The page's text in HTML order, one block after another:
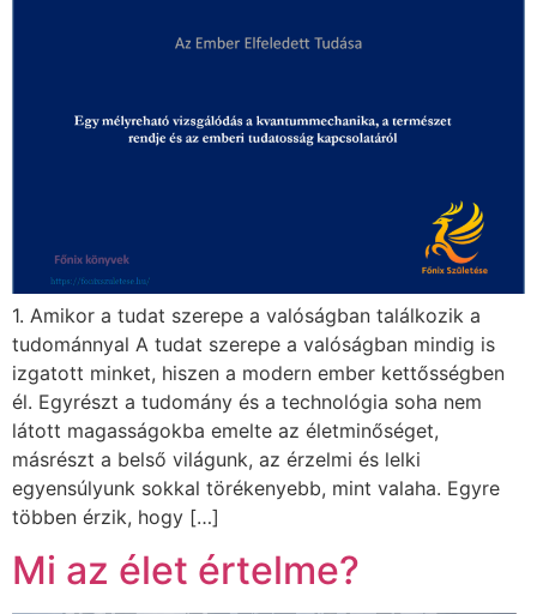
1. Amikor a tudat szerepe a valóságban találkozik a
tudománnyal A tudat szerepe a valóságban mindig is
izgatott minket, hiszen a modern ember kettősségben
él. Egyrészt a tudomány és a technológia soha nem
látott magasságokba emelte az életminőséget,
másrészt a belső világunk, az érzelmi és lelki
egyensúlyunk sokkal törékenyebb, mint valaha. Egyre
többen érzik, hogy […]
Mi az élet értelme?